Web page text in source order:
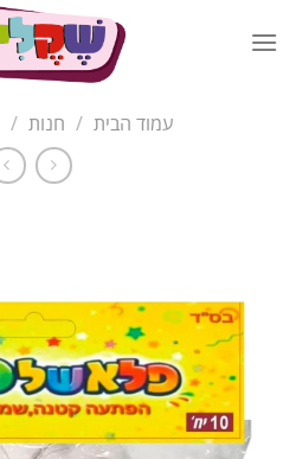
עמוד הבית / חנות /